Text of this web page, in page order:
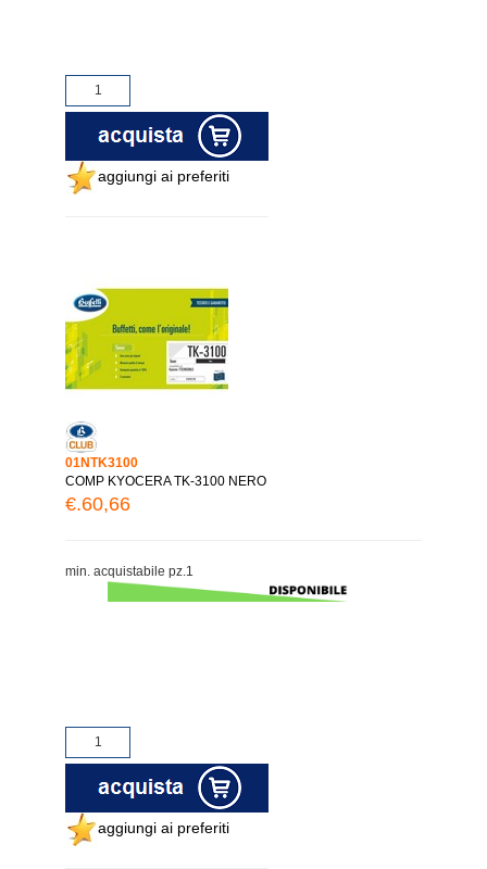
aggiungi ai preferiti
01NTK3100
COMP KYOCERA TK-3100 NERO
€.60,66
min. acquistabile pz.1
aggiungi ai preferiti